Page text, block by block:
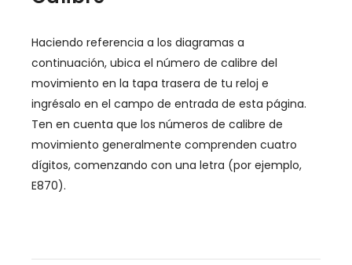
Haciendo referencia a los diagramas a
continuación, ubica el número de calibre del
movimiento en la tapa trasera de tu reloj e
ingrésalo en el campo de entrada de esta página.
Ten en cuenta que los números de calibre de
movimiento generalmente comprenden cuatro
dígitos, comenzando con una letra (por ejemplo,
E870).